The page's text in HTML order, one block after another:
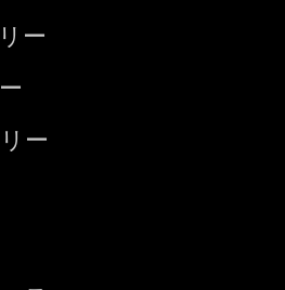
ー
ー